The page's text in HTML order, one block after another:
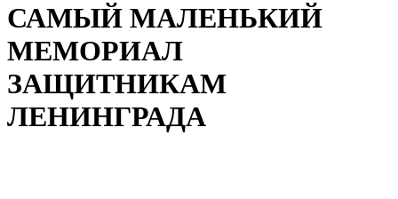
САМЫЙ МАЛЕНЬКИЙ
МЕМОРИАЛ
ЗАЩИТНИКАМ
ЛЕНИНГРАДА